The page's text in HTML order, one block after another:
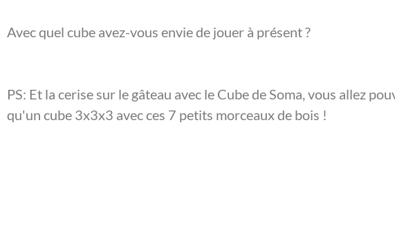
Avec quel cube avez-vous envie de jouer à présent ?
PS: Et la cerise sur le gâteau avec le Cube de Soma, vous allez
qu'un cube 3x3x3 avec ces 7 petits morceaux de bois !